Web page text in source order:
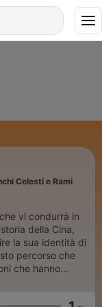
Celesti e Rami
vi condurrà in
della Cina,
la sua identità di
percorso che
che hanno
del mondo.